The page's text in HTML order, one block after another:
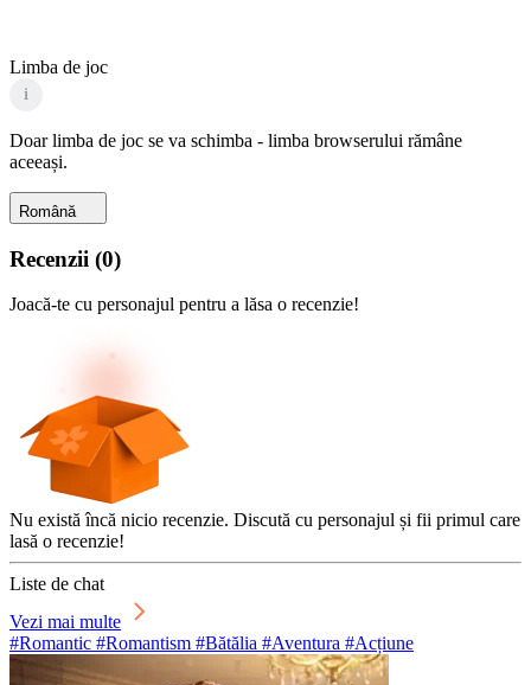
Limba de joc
i
Doar limba de joc se va schimba - limba browserului rămâne
aceeași.
Română
Recenzii (0)
Joacă-te cu personajul pentru a lăsa o recenzie!
Nu există încă nicio recenzie. Discută cu personajul și fii primul care
lasă o recenzie!
Liste de chat
Vezi mai multe
#Romantic #Romantism #Bătălia #Aventura #Acțiune